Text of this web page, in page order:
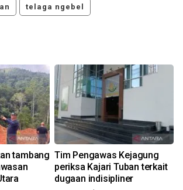
telaga ngebel
tambang Tim Pengawas Kejagung
periksa Kajari Tuban terkait
dugaan indisipliner